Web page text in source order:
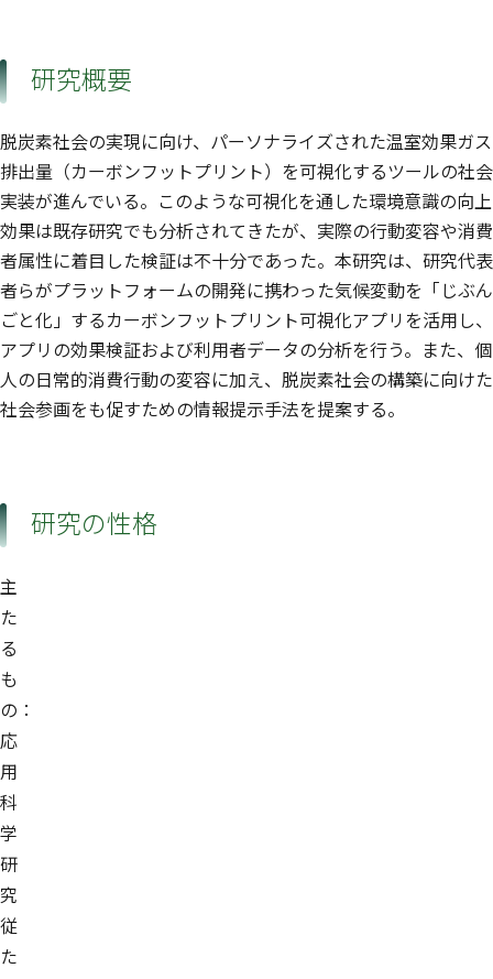
研究概要
脱炭素社会の実現に向け、パーソナライズされた温室効果ガス
排出量（カーボンフットプリント）を可視化するツールの社会
実装が進んでいる。このような可視化を通した環境意識の向上
効果は既存研究でも分析されてきたが、実際の行動変容や消費
者属性に着目した検証は不十分であった。本研究は、研究代表
者らがプラットフォームの開発に携わった気候変動を「じぶん
ごと化」するカーボンフットプリント可視化アプリを活用し、
アプリの効果検証および利用者データの分析を行う。また、個
人の日常的消費行動の変容に加え、脱炭素社会の構築に向けた
社会参画をも促すための情報提示手法を提案する。
研究の性格
主
た
る
も
の：
応
用
科
学
研
究
従
た